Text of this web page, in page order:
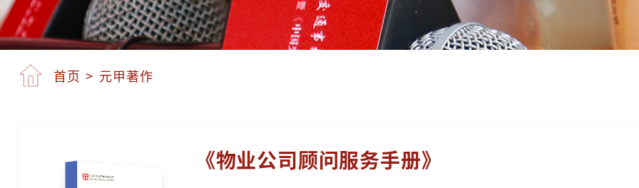
首页 > 元甲著作
《物业公司顾问服务手册》